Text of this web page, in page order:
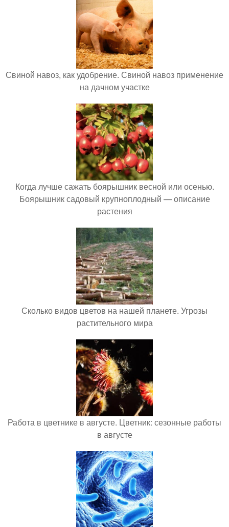
Свиной навоз, как удобрение. Свиной навоз применение
на дачном участке
Когда лучше сажать боярышник весной или осенью.
Боярышник садовый крупноплодный — описание
растения
Сколько видов цветов на нашей планете. Угрозы
растительного мира
Работа в цветнике в августе. Цветник: сезонные работы
в августе